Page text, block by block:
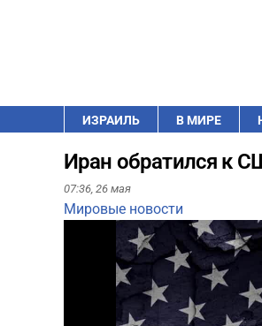
ИЗРАИЛЬ В МИРЕ
Иран обратился к
07:36, 26 мая
Мировые новости